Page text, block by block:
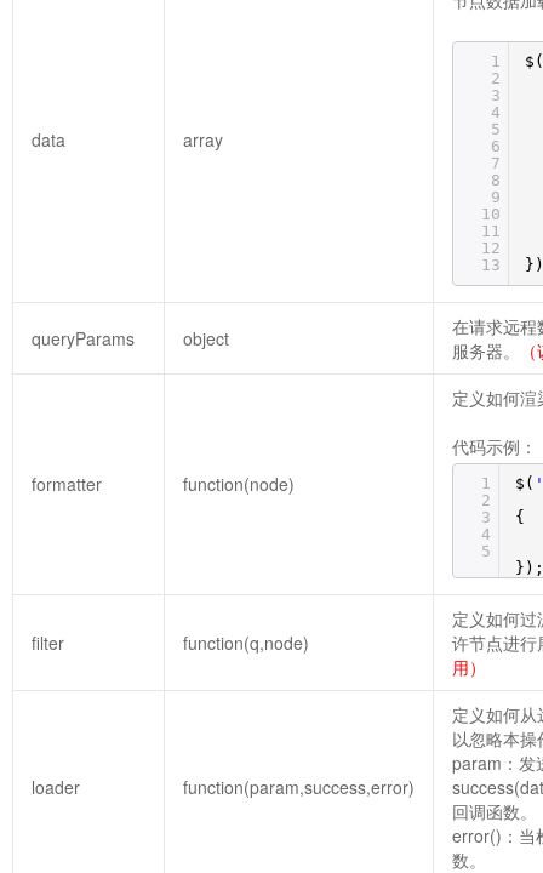
data array
1
2
3
4
5
6
7
8
9
10
11
12
13
$(
queryParams object
在请求远程
服务器。
formatter function(node)
定义如何
代码示例：
1
2
3
4
5
$(
{
});
filter function(q,node)
定义如何
许节点进行
用）
loader function(param,success,error)
定义如何
以忽略本
param：发
回调函数。
error()：当
数。